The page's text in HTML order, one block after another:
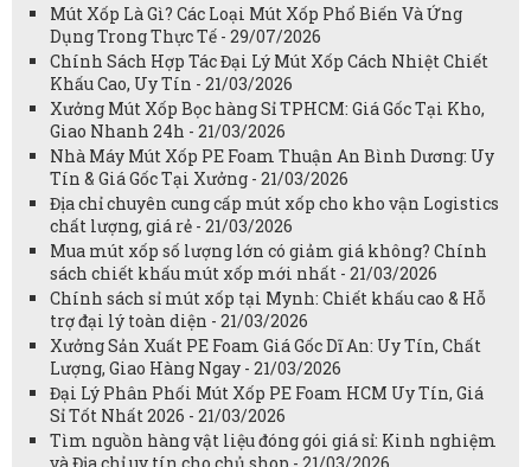
Mút Xốp Là Gì? Các Loại Mút Xốp Phổ Biến Và Ứng
Dụng Trong Thực Tế - 29/07/2026
Chính Sách Hợp Tác Đại Lý Mút Xốp Cách Nhiệt Chiết
Khấu Cao, Uy Tín - 21/03/2026
Xưởng Mút Xốp Bọc hàng Sỉ TPHCM: Giá Gốc Tại Kho,
Giao Nhanh 24h - 21/03/2026
Nhà Máy Mút Xốp PE Foam Thuận An Bình Dương: Uy
Tín & Giá Gốc Tại Xưởng - 21/03/2026
Địa chỉ chuyên cung cấp mút xốp cho kho vận Logistics
chất lượng, giá rẻ - 21/03/2026
Mua mút xốp số lượng lớn có giảm giá không? Chính
sách chiết khấu mút xốp mới nhất - 21/03/2026
Chính sách sỉ mút xốp tại Mynh: Chiết khấu cao & Hỗ
trợ đại lý toàn diện - 21/03/2026
Xưởng Sản Xuất PE Foam Giá Gốc Dĩ An: Uy Tín, Chất
Lượng, Giao Hàng Ngay - 21/03/2026
Đại Lý Phân Phối Mút Xốp PE Foam HCM Uy Tín, Giá
Sỉ Tốt Nhất 2026 - 21/03/2026
Tìm nguồn hàng vật liệu đóng gói giá sỉ: Kinh nghiệm